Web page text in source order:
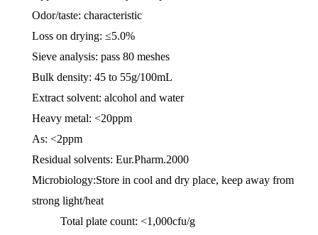
Odor/taste: characteristic
Loss on drying: ≤5.0%
Sieve analysis: pass 80 meshes
Bulk density: 45 to 55g/100mL
Extract solvent: alcohol and water
Heavy metal: <20ppm
As: <2ppm
Residual solvents: Eur.Pharm.2000
Microbiology:Store in cool and dry place, keep away from
strong light/heat
Total plate count: <1,000cfu/g